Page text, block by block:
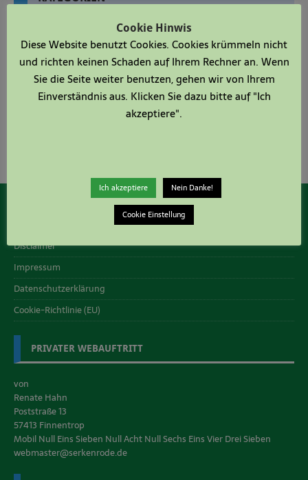
Das Bild zum Sonntag
Vereine
Disclaimer
Impressum
Datenschutzerklärung
Cookie-Richtlinie (EU)
PRIVATER WEBAUFTRITT
von
Renate Hahn
Poststraße 13
57413 Finnentrop
Mobil Null Eins Sieben Null Acht Null Sechs Eins Vier Drei Sieben
webmaster@serkenrode.de
Cookie Hinwis
Diese Website benutzt Cookies. Cookies krümmeln nicht
und richten keinen Schaden auf Ihrem Rechner an. Wenn
Sie die Seite weiter benutzen, gehen wir von Ihrem
Einverständnis aus. Klicken Sie dazu bitte auf "Ich
akzeptiere".
Ich akzeptiere Nein Danke!
Cookie Einstellung